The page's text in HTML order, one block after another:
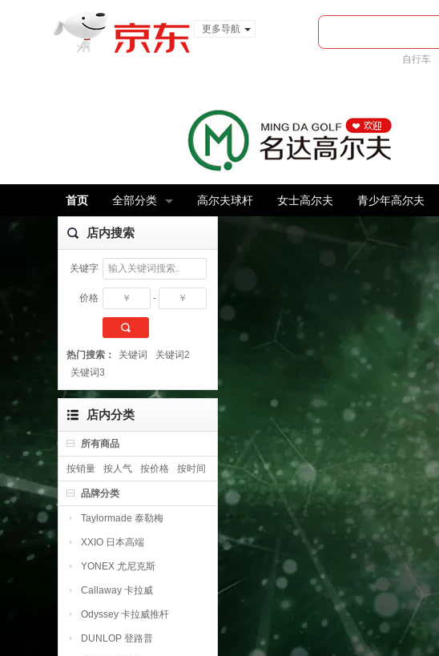
更多导航
自行车
首页 全部分类 高尔夫球杆 女士高尔夫 青少年高尔夫
店内搜索
关键字
价格 -
热门搜索： 关键词
关键词2
关键词3
店内分类
所有商品
按销量 按人气 按价格 按时间
品牌分类
Taylormade 泰勒梅
XXIO 日本高端
YONEX 尤尼克斯
Callaway 卡拉威
Odyssey 卡拉威推杆
DUNLOP 登路普